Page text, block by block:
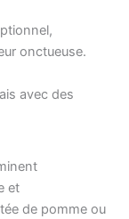
onctueuse.
avec des
et
de pomme ou